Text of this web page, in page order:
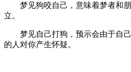
梦见狗咬自己，意味着梦者和朋
立。
梦见自己打狗，预示会由于自己
的人对你产生怀疑。